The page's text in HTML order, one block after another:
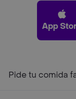
App
Pide tu comida